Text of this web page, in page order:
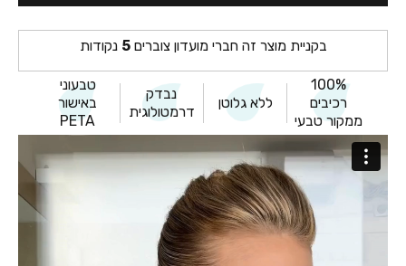
בקניית מוצר זה חברי מועדון צוברים5 נקודות
100%
רכיבים
ממקור טבעי
ללא גלוטן
נבדק
דרמטולוגית
טבעוני
באישור
PETA